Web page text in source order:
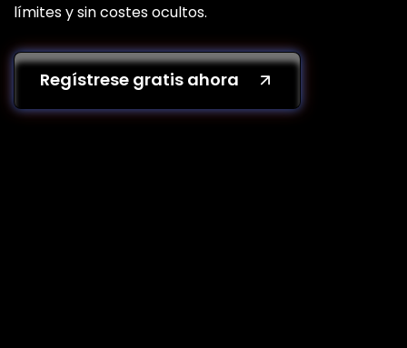
límites y sin costes ocultos.
Regístrese gratis ahora